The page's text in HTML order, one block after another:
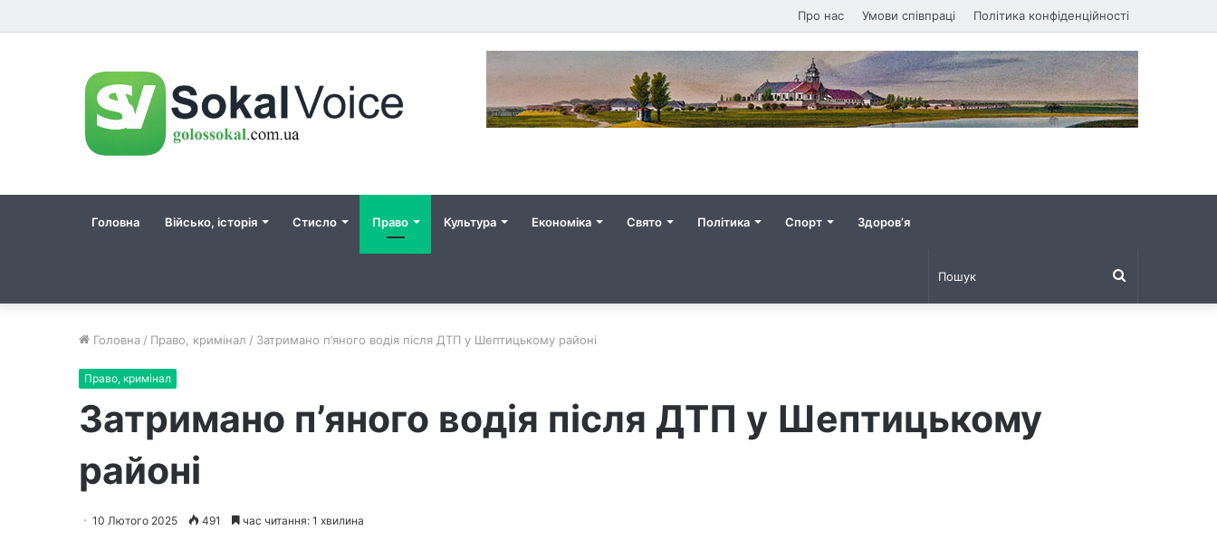
Про нас Умови співпраці Політика конфіденційності
Головна Військо, історія Стисло Право Культура Економіка Свято Політика Спорт Здоров’я
Головна / Право, кримінал / Затримано п’яного водія після ДТП у Шептицькому районі
Право, кримінал
Затримано п’яного водія після ДТП у Шептицькому
районі
10 Лютого 2025 491 час читання: 1 хвилина